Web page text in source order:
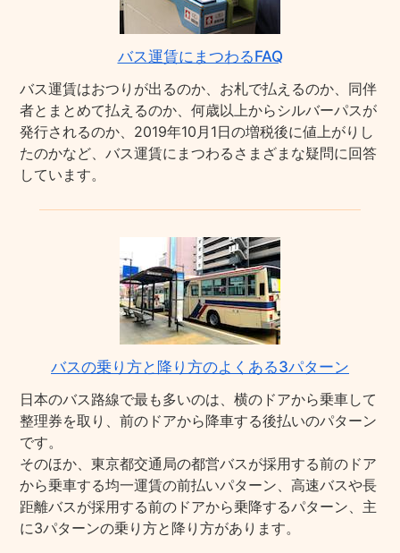
バス運賃にまつわるFAQ
バス運賃はおつりが出るのか、お札で払えるのか、同伴
者とまとめて払えるのか、何歳以上からシルバーパスが
発行されるのか、2019年10月1日の増税後に値上がりし
たのかなど、バス運賃にまつわるさまざまな疑問に回答
しています。
バスの乗り方と降り方のよくある3パターン
日本のバス路線で最も多いのは、横のドアから乗車して
整理券を取り、前のドアから降車する後払いのパターン
です。
そのほか、東京都交通局の都営バスが採用する前のドア
から乗車する均一運賃の前払いパターン、高速バスや長
距離バスが採用する前のドアから乗降するパターン、主
に3パターンの乗り方と降り方があります。